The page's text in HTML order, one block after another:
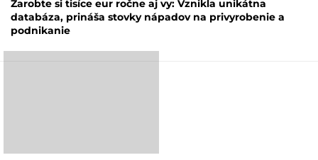
Zarobte si tisíce eur ročne aj vy: Vznikla unikátna
databáza, prináša stovky nápadov na privyrobenie a
podnikanie